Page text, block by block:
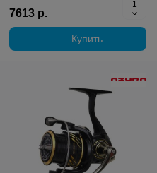
7613 р.
Купить